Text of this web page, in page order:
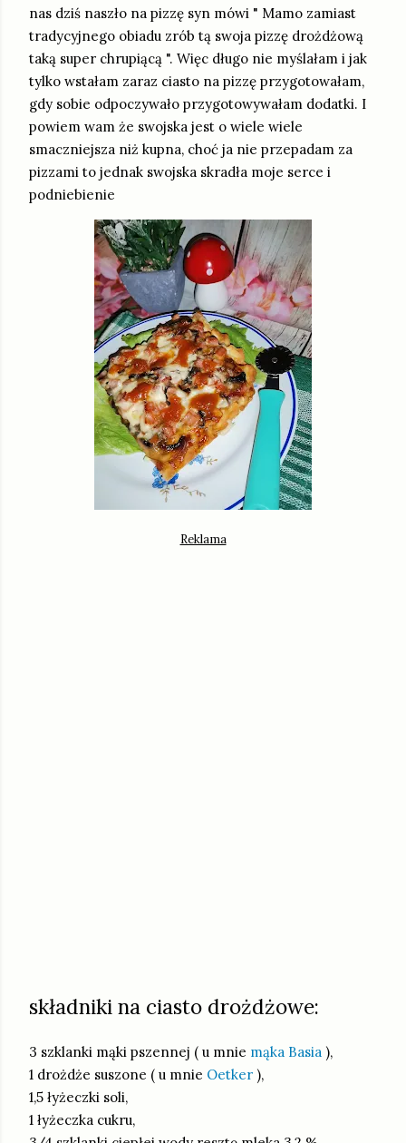
nas dziś naszło na pizzę syn mówi " Mamo zamiast
tradycyjnego obiadu zrób tą swoja pizzę drożdżową
taką super chrupiącą ". Więc długo nie myślałam i jak
tylko wstałam zaraz ciasto na pizzę przygotowałam,
gdy sobie odpoczywało przygotowywałam dodatki. I
powiem wam że swojska jest o wiele wiele
smaczniejsza niż kupna, choć ja nie przepadam za
pizzami to jednak swojska skradła moje serce i
podniebienie
składniki na ciasto drożdżowe:
3 szklanki mąki pszennej ( u mnie mąka Basia ),
1 drożdże suszone ( u mnie Oetker ),
1,5 łyżeczki soli,
1 łyżeczka cukru,